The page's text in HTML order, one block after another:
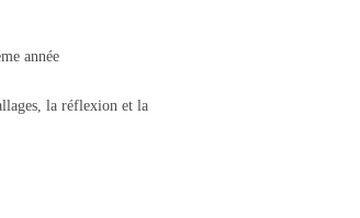
année
la réflexion et la